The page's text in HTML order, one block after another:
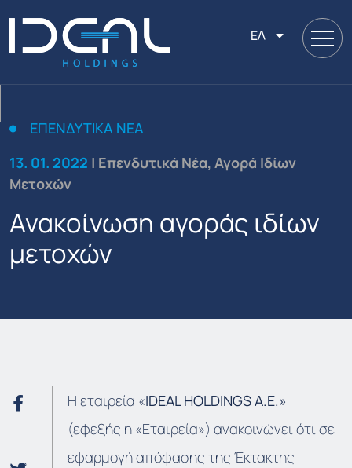
ΕΛ
ΕΠΕΝΔΥΤΙΚΆ ΝΈΑ
13. 01. 2022 | Επενδυτικά Νέα, Αγορά Ιδίων
Μετοχών
Ανακοίνωση αγοράς ιδίων
μετοχών
Η εταιρεία «IDEAL HOLDINGS A.E.»
(εφεξής η «Εταιρεία») ανακοινώνει ότι σε
εφαρμογή απόφασης της Έκτακτης